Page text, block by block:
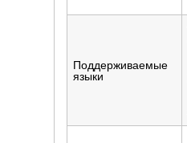
Поддерживаемые
языки